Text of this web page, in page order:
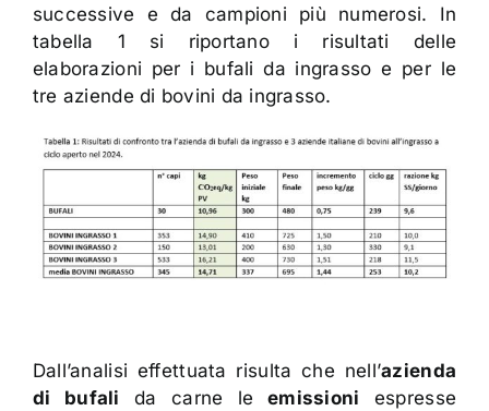
successive e da campioni più numerosi. In
tabella 1 si riportano i risultati delle
elaborazioni per i bufali da ingrasso e per le
tre aziende di bovini da ingrasso.
Dall’analisi effettuata risulta che nell’azienda
di bufali da carne le emissioni espresse